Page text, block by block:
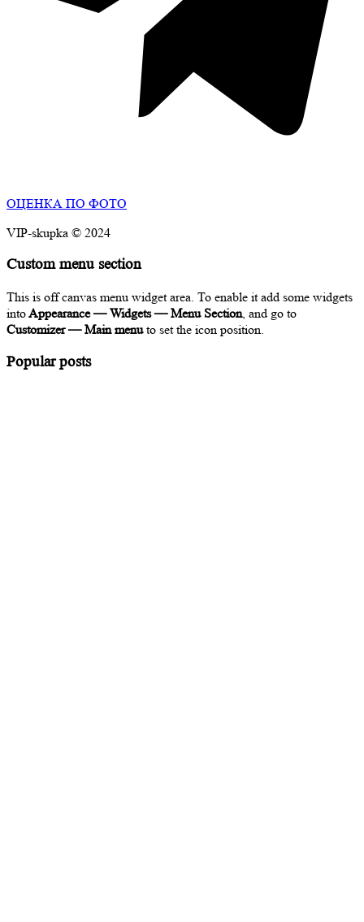
ОЦЕНКА ПО ФОТО
VIP-skupka © 2024
Custom menu section
This is off canvas menu widget area. To enable it add some widgets
intoAppearance — Widgets — Menu Section, and go to
Customizer — Main menuto set the icon position.
Popular posts